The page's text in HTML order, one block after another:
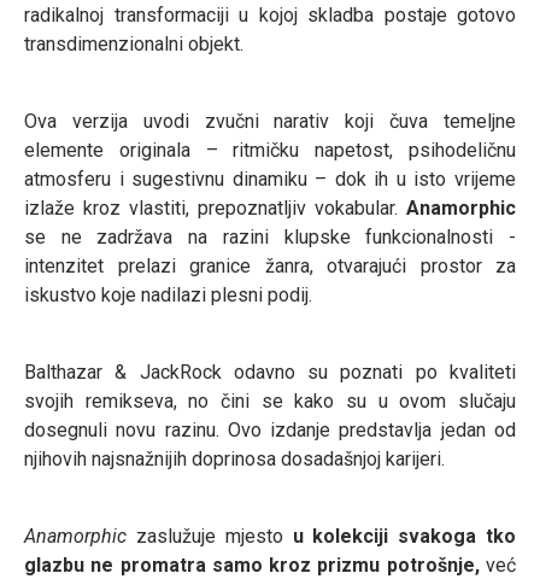
radikalnoj transformaciji u kojoj skladba postaje gotovo
transdimenzionalni objekt.
Ova verzija uvodi zvučni narativ koji čuva temeljne
elemente originala – ritmičku napetost, psihodeličnu
atmosferu i sugestivnu dinamiku – dok ih u isto vrijeme
izlaže kroz vlastiti, prepoznatljiv vokabular. Anamorphic
se ne zadržava na razini klupske funkcionalnosti -
intenzitet prelazi granice žanra, otvarajući prostor za
iskustvo koje nadilazi plesni podij.
Balthazar & JackRock odavno su poznati po kvaliteti
svojih remikseva, no čini se kako su u ovom slučaju
dosegnuli novu razinu. Ovo izdanje predstavlja jedan od
njihovih najsnažnijih doprinosa dosadašnjoj karijeri.
Anamorphic zaslužuje mjesto u kolekciji svakoga tko
glazbu ne promatra samo kroz prizmu potrošnje,već